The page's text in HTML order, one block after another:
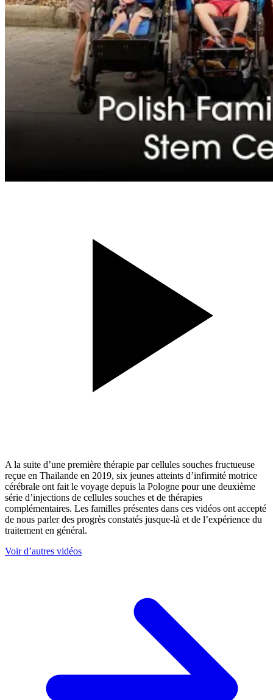
A la suite d’une première thérapie par cellules souches fructueuse
reçue en Thaïlande en 2019, six jeunes atteints d’infirmité motrice
cérébrale ont fait le voyage depuis la Pologne pour une deuxième
série d’injections de cellules souches et de thérapies
complémentaires. Les familles présentes dans ces vidéos ont accepté
de nous parler des progrès constatés jusque-là et de l’expérience du
traitement en général.
Voir d’autres vidéos